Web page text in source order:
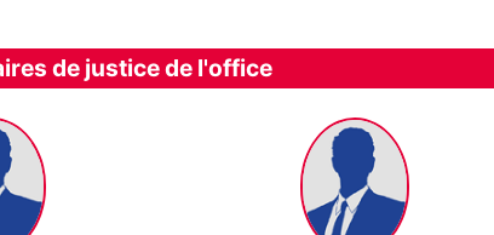
de justice de l'office